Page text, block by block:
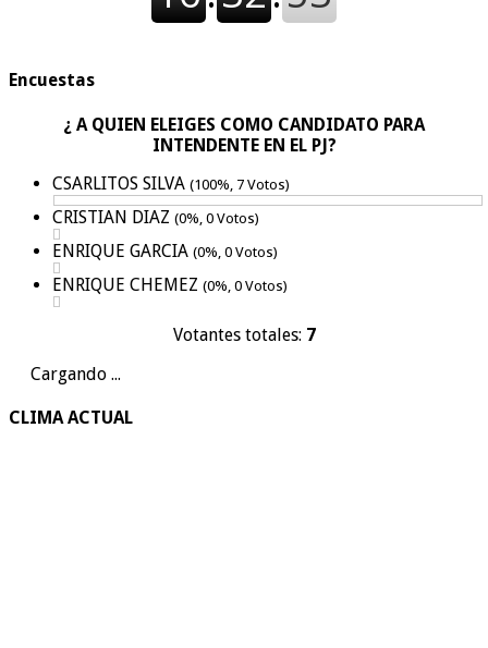
Encuestas
¿ A QUIEN ELEIGES COMO CANDIDATO PARA
INTENDENTE EN EL PJ?
CSARLITOS SILVA (100%, 7 Votos)
CRISTIAN DIAZ (0%, 0 Votos)
ENRIQUE GARCIA (0%, 0 Votos)
ENRIQUE CHEMEZ (0%, 0 Votos)
Votantes totales: 7
Cargando ...
CLIMA ACTUAL